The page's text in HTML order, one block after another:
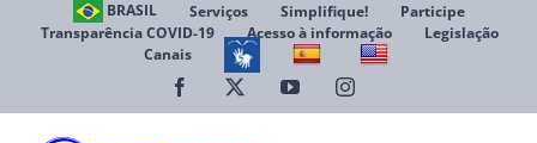
BRASIL Serviços Simplifique!
Participe
Transparência COVID-19
Acesso à informação
Legislação
Canais
Facebook YouTubeInstagram